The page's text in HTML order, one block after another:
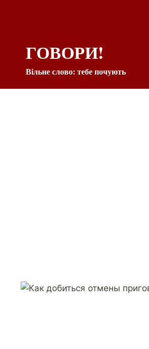
ГОВОРИ!
Вільне слово: тебе почують